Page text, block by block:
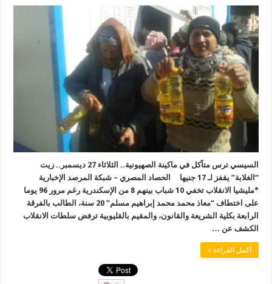
السيسي ترس متآكل في ماكينة الصهيونية.. الثلاثاء 27 ديسمبر.. زيت
“الغلابة” يقفز لـ 17 جنيها الحصاد المصري – شبكة المرصد الإخبارية
*مليشيا الانقلاب تخفي 10 شباب بينهم 8 من الإسكندرية رغم مرور 96 يوما
على اختطاف “معاذ محمد محمد إبراهيم مسلم” 20 سنة، الطالب بالفرقة
الرابعة بكلية الشريعة والقانون، والمقيم بالقليوبية ترفض سلطات الانقلاب
الكشف عن …
أكمل القراءة »